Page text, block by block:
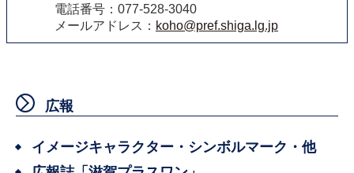
電話番号：077-528-3040
メールアドレス： koho@pref.shiga.lg.jp
広報
イメージキャラクター・シンボルマーク・他